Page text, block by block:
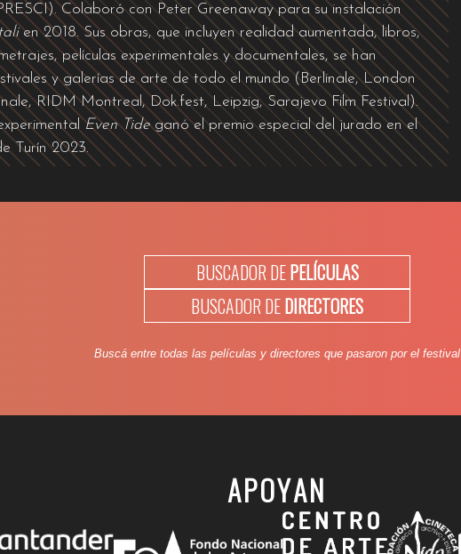
Colaboró ​​con Peter Greenaway para su instalación
en 2018. Sus obras, que incluyen realidad aumentada, libros,
películas experimentales y documentales, se han
y galerías de arte de todo el mundo (Berlinale, London
RIDM Montreal, Dok.fest, Leipzig, Sarajevo Film Festival).
Even Tideganó el premio especial del jurado en el
Turín 2023.
BUSCADOR DEPELÍCULAS
BUSCADOR DEDIRECTORES
Buscá entre todas las películas y directores que pasaron por el festival
APOYAN